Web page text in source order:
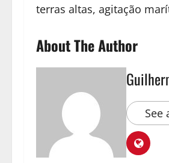
terras altas, agitação
About The Author
See